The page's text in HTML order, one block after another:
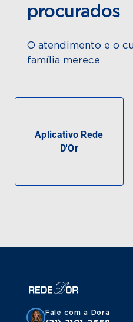
procurados
O atendimento e o
família merece
Aplicativo Rede
D'Or
Fale com a Dora